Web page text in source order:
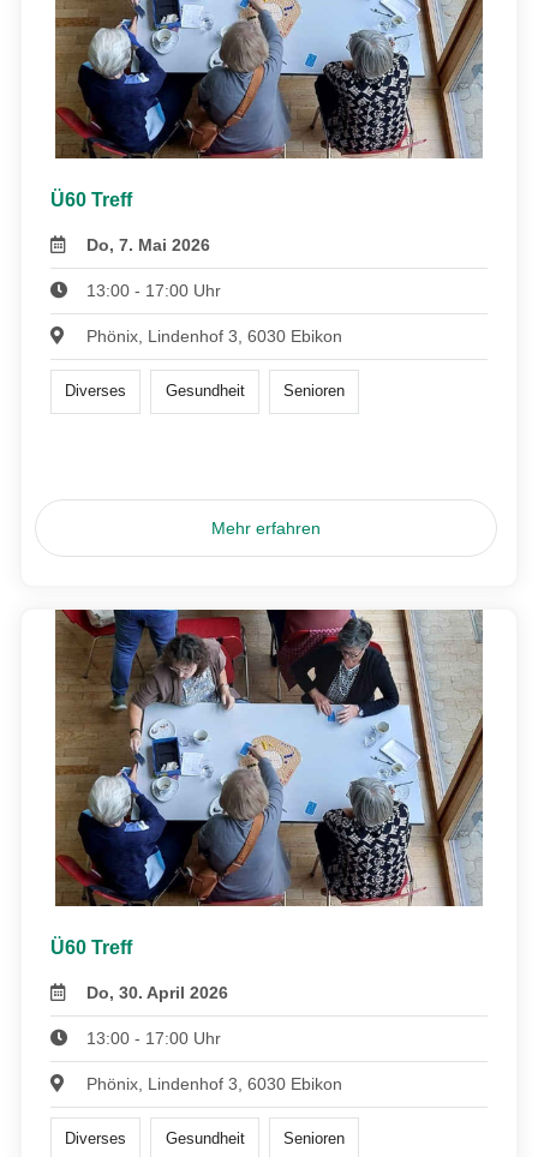
Ü60 Treff
Do, 7. Mai 2026
13:00 - 17:00 Uhr
Phönix, Lindenhof 3, 6030 Ebikon
Diverses Gesundheit Senioren
Mehr erfahren
Ü60 Treff
Do, 30. April 2026
13:00 - 17:00 Uhr
Phönix, Lindenhof 3, 6030 Ebikon
Diverses Gesundheit Senioren